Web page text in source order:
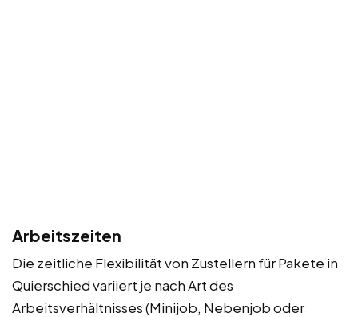
Arbeitszeiten
Die zeitliche Flexibilität von Zustellern für Pakete in
Quierschied variiert je nach Art des
Arbeitsverhältnisses (Minijob, Nebenjob oder